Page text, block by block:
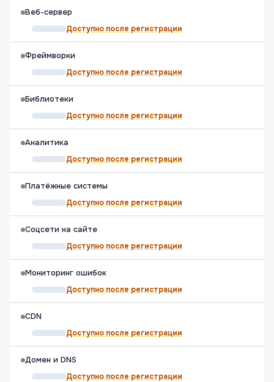
Веб-сервер
Доступно после регистрации
Фреймворки
Доступно после регистрации
Библиотеки
Доступно после регистрации
Аналитика
Доступно после регистрации
Платёжные системы
Доступно после регистрации
Соцсети на сайте
Доступно после регистрации
Мониторинг ошибок
Доступно после регистрации
CDN
Доступно после регистрации
Домен и DNS
Доступно после регистрации